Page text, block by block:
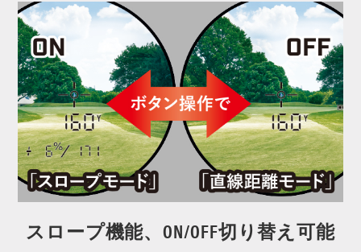
スロープ機能、ON/OFF切り替え可能